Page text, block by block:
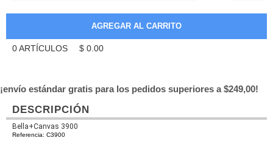
0ARTÍCULOS $ 0.00
¡envío estándar gratis para los pedidos superiores a $249,00!
DESCRIPCIÓN
Bella+Canvas 3900
Referencia: C3900